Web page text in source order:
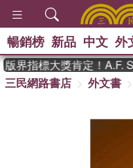
暢銷榜 新品 中文 外
界指標大獎肯定！A.F.
三民網路書店
外文書